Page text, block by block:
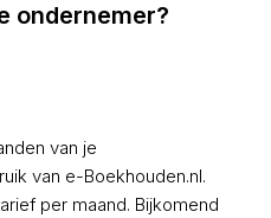
ondernemer?
van je
van e-Boekhouden.nl.
per maand. Bijkomend